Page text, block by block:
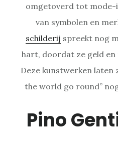
omgetoverd tot
van symbolen en
schilderij spreekt nog
hart, doordat ze geld
Deze kunstwerken laten
the world go round”
Pino